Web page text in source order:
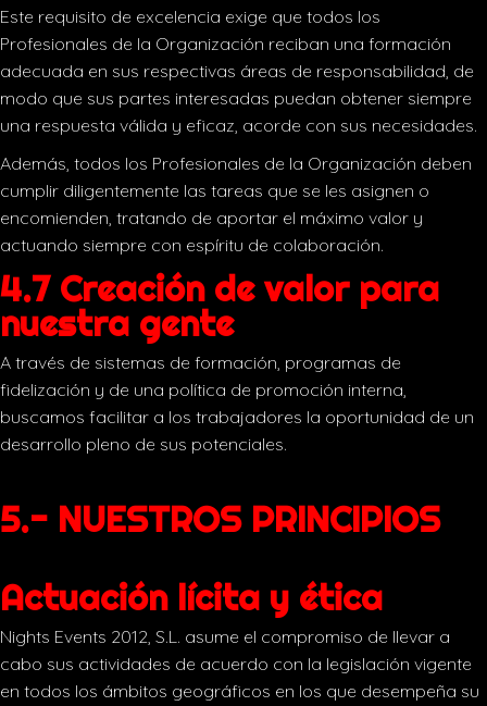
Este requisito de excelencia exige que todos los
Profesionales de la Organización reciban una formación
adecuada en sus respectivas áreas de responsabilidad, de
modo que sus partes interesadas puedan obtener siempre
una respuesta válida y eficaz, acorde con sus necesidades.
Además, todos los Profesionales de la Organización deben
cumplir diligentemente las tareas que se les asignen o
encomienden, tratando de aportar el máximo valor y
actuando siempre con espíritu de colaboración.
4.7 Creación de valor para
nuestra gente
A través de sistemas de formación, programas de
fidelización y de una política de promoción interna,
buscamos facilitar a los trabajadores la oportunidad de un
desarrollo pleno de sus potenciales.
5.- NUESTROS PRINCIPIOS
Actuación lícita y ética
Nights Events 2012, S.L. asume el compromiso de llevar a
cabo sus actividades de acuerdo con la legislación vigente
en todos los ámbitos geográficos en los que desempeña su